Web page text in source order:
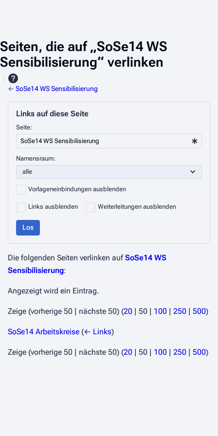
Seiten, die auf „SoSe14 WS
Sensibilisierung“ verlinken
← SoSe14 WS Sensibilisierung
Links auf diese Seite
Seite:
Namensraum:
Vorlageneinbindungen ausblenden
Links ausblenden Weiterleitungen ausblenden
Los
Die folgenden Seiten verlinken aufSoSe14 WS
Sensibilisierung:
Angezeigt wird ein Eintrag.
Zeige (vorherige 50 nächste 50) (20 50 100 250 500)
SoSe14 Arbeitskreise (← Links)
Zeige (vorherige 50 nächste 50) (20 50 100 250 500)